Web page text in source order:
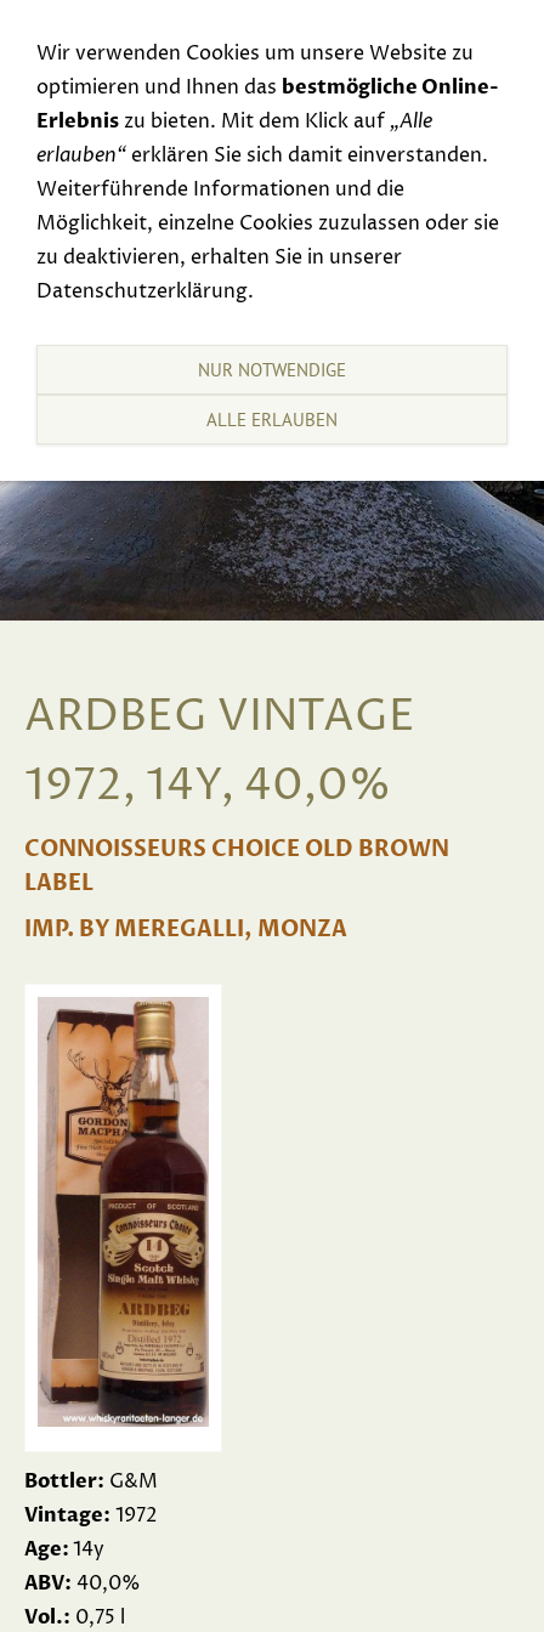
ARDBEG VINTAGE
1972, 14Y, 40,0%
CONNOISSEURS CHOICE OLD BROWN
LABEL
IMP. BY MEREGALLI, MONZA
Bottler: G&M
Vintage: 1972
Age:14y
ABV: 40,0%
Vol.: 0,75 l
Wir verwenden Cookies um unsere Website zu
optimieren und Ihnen das bestmögliche Online-
Erlebniszu bieten. Mit dem Klick auf „Alle
erlauben“erklären Sie sich damit einverstanden.
Weiterführende Informationen und die
Möglichkeit, einzelne Cookies zuzulassen oder sie
zu deaktivieren, erhalten Sie in unserer
Datenschutzerklärung.
NUR NOTWENDIGE
ALLE ERLAUBEN